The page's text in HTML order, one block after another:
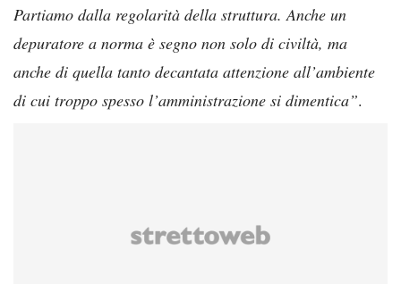
Partiamo dalla regolarità della struttura. Anche un
depuratore a norma è segno non solo di civiltà, ma
anche di quella tanto decantata attenzione all’ambiente
di cui troppo spesso l’amministrazione si dimentica”.